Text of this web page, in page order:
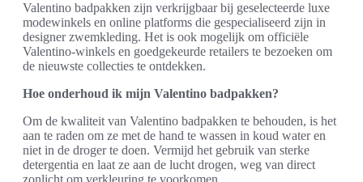
Valentino badpakken zijn verkrijgbaar bij geselecteerde luxe
modewinkels en online platforms die gespecialiseerd zijn in
designer zwemkleding. Het is ook mogelijk om officiële
Valentino-winkels en goedgekeurde retailers te bezoeken om
de nieuwste collecties te ontdekken.
Hoe onderhoud ik mijn Valentino badpakken?
Om de kwaliteit van Valentino badpakken te behouden, is het
aan te raden om ze met de hand te wassen in koud water en
niet in de droger te doen. Vermijd het gebruik van sterke
detergentia en laat ze aan de lucht drogen, weg van direct
zonlicht om verkleuring te voorkomen.